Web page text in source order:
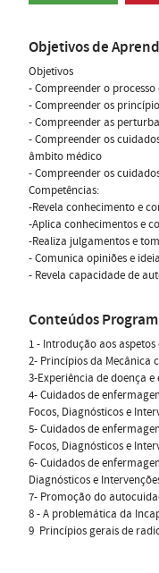
Objetivos de
Objetivos
- Compreender o
- Compreender os
- Compreender as
- Compreender os
âmbito médico
- Compreender os
Competências:
-Revela conhecimento e
-Aplica conhecimentos e
-Realiza julgamentos e
- Comunica opiniões e
- Revela capacidade de
Conteúdos
1 - Introdução aos
2- Princípios da Mecânica
3-Experiência de doença
4- Cuidados de
Focos, Diagnósticos e
5- Cuidados de
Focos, Diagnósticos e
6- Cuidados de
Diagnósticos e
7- Promoção do
8 - A problemática da
9  Princípios gerais de